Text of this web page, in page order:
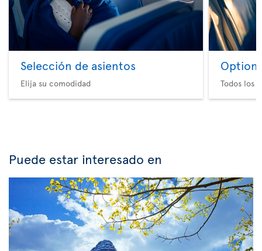
Selección de asientos
Elija su comodidad
Option
Todos los
Puede estar interesado en